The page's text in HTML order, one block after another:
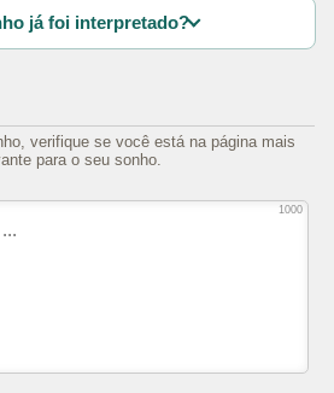
já foi interpretado?
verifique se você está na página mais
para o seu sonho.
1000